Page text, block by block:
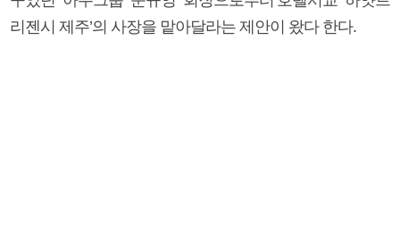
리젠시 제주’의 사장을 맡아달라는 제안이 왔다 한다.